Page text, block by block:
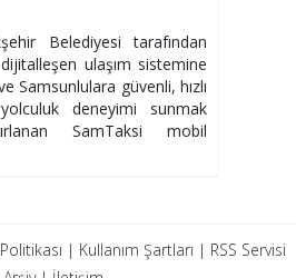
Belediyesi tarafından
ulaşım sistemine
Samsunlulara güvenli, hızlı
deneyimi sunmak
SamTaksi mobil
| Kullanım Şartları | RSS Servisi